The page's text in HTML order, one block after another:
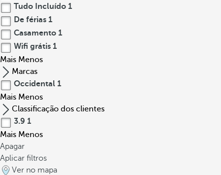
Tudo Incluído 1
De férias 1
Casamento 1
Wifi grátis 1
Mais Menos
Marcas
Occidental 1
Mais Menos
Classificação dos clientes
3.9 1
Mais Menos
Apagar
Aplicar filtros
Ver no mapa